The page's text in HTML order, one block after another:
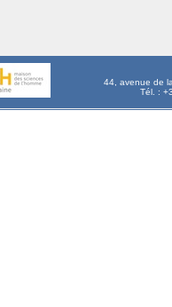
44, avenue de
Tél. :